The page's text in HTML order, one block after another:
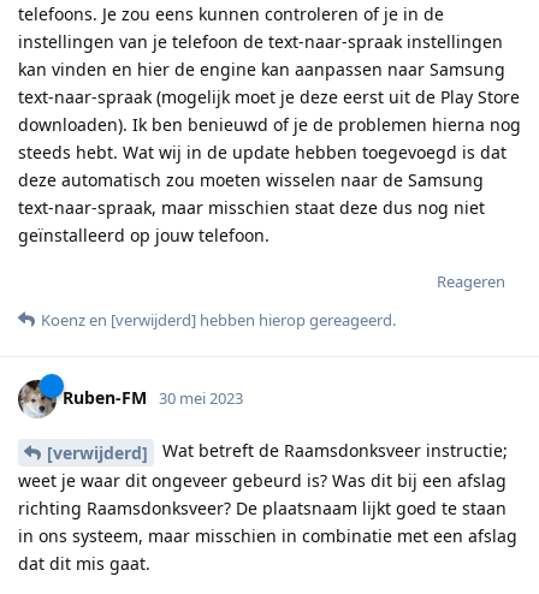
telefoons. Je zou eens kunnen controleren of je in de
instellingen van je telefoon de text-naar-spraak instellingen
kan vinden en hier de engine kan aanpassen naar Samsung
text-naar-spraak (mogelijk moet je deze eerst uit de Play Store
downloaden). Ik ben benieuwd of je de problemen hierna nog
steeds hebt. Wat wij in de update hebben toegevoegd is dat
deze automatisch zou moeten wisselen naar de Samsung
text-naar-spraak, maar misschien staat deze dus nog niet
geïnstalleerd op jouw telefoon.
Reageren
Koenzen [verwijderd] hebben hierop gereageerd.
Ruben-FM 30 mei 2023
[verwijderd]
Wat betreft de Raamsdonksveer instructie;
weet je waar dit ongeveer gebeurd is? Was dit bij een afslag
richting Raamsdonksveer? De plaatsnaam lijkt goed te staan
in ons systeem, maar misschien in combinatie met een afslag
dat dit mis gaat.